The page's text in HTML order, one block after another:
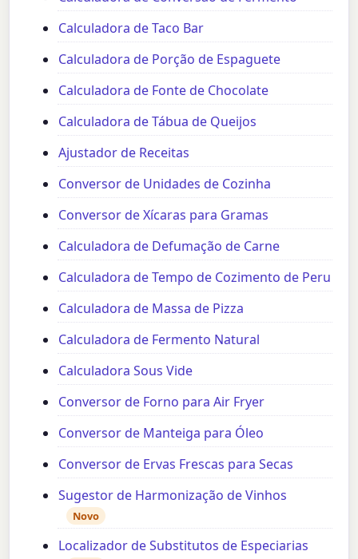
Calculadora de Taco Bar
Calculadora de Porção de Espaguete
Calculadora de Fonte de Chocolate
Calculadora de Tábua de Queijos
Ajustador de Receitas
Conversor de Unidades de Cozinha
Conversor de Xícaras para Gramas
Calculadora de Defumação de Carne
Calculadora de Tempo de Cozimento de Peru
Calculadora de Massa de Pizza
Calculadora de Fermento Natural
Calculadora Sous Vide
Conversor de Forno para Air Fryer
Conversor de Manteiga para Óleo
Conversor de Ervas Frescas para Secas
Sugestor de Harmonização de Vinhos
Novo
Localizador de Substitutos de Especiarias